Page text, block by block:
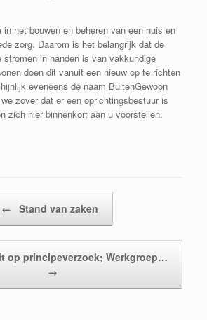
het bouwen en beheren van een huis en
zorg. Daarom is het belangrijk dat de
stromen in handen is van vakkundige
doen dit vanuit een nieuw op te richten
eveneens de naam BuitenGewoon
zover dat er een oprichtingsbestuur is
zich hier binnenkort aan u voorstellen.
← Stand van zaken
op principeverzoek; Werkgroep…
→